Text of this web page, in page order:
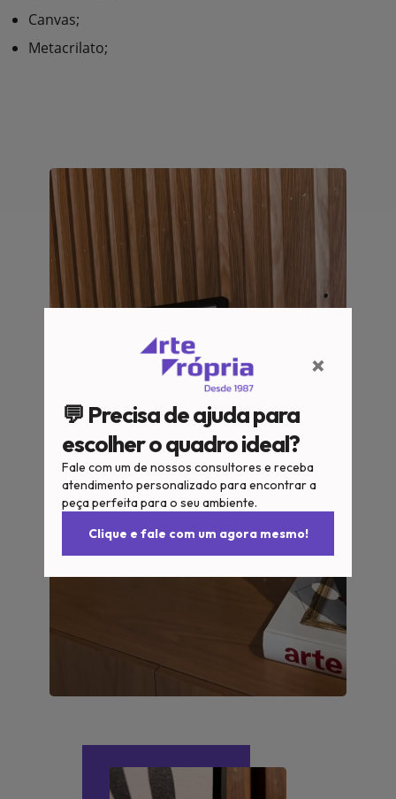
×
💬 Precisa de ajuda para
escolher o quadro ideal?
Fale com um de nossos consultores e receba
atendimento personalizado para encontrar a
peça perfeita para o seu ambiente.
Clique e fale com um agora mesmo!
Canvas;
Metacrilato;